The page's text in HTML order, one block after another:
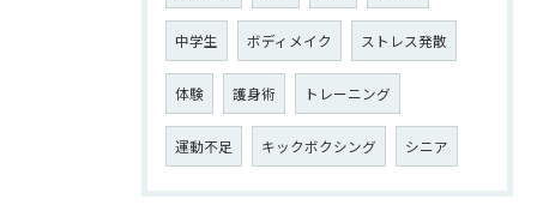
中学生 ボディメイク ストレス発散
体験 護身術 トレーニング
運動不足 キックボクシング シニア